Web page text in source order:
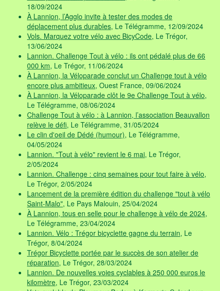
18/09/2024
À Lannion, l’Agglo invite à tester des modes de
déplacement plus durables, Le Télégramme, 12/09/2024
Vols. Marquez votre vélo avec BicyCode, Le Trégor,
13/06/2024
Lannion. Challenge Tout à vélo : ils ont pédalé plus de 66
000 km, Le Trégor, 11/06/2024
À Lannion, la Véloparade conclut un Challenge tout à vélo
encore plus ambitieux, Ouest France, 09/06/2024
À Lannion, la Véloparade clôt le 9e Challenge Tout à vélo,
Le Télégramme, 08/06/2024
Challenge Tout à vélo : à Lannion, l’association Beauvallon
relève le défi, Le Télégramme, 31/05/2024
Le clin d'oeil de Dédé (humour), Le Télégramme,
04/05/2024
Lannion. "Tout à vélo" revient le 6 mai, Le Trégor,
2/05/2024
Lannion. Challenge : cinq semaines pour tout faire à vélo,
Le Trégor, 2/05/2024
Lancement de la première édition du challenge "tout à vélo
Saint-Malo", Le Pays Malouin, 25/04/2024
À Lannion, tous en selle pour le challenge à vélo de 2024,
Le Télégramme, 23/04/2024
Lannion. Vélo : Trégor bicyclette gagne du terrain, Le
Trégor, 8/04/2024
Trégor Bicyclette portée par le succès de son atelier de
réparation, Le Trégor, 28/03/2024
Lannion. De nouvelles voies cyclables à 250 000 euros le
kilomètre, Le Trégor, 23/03/2024